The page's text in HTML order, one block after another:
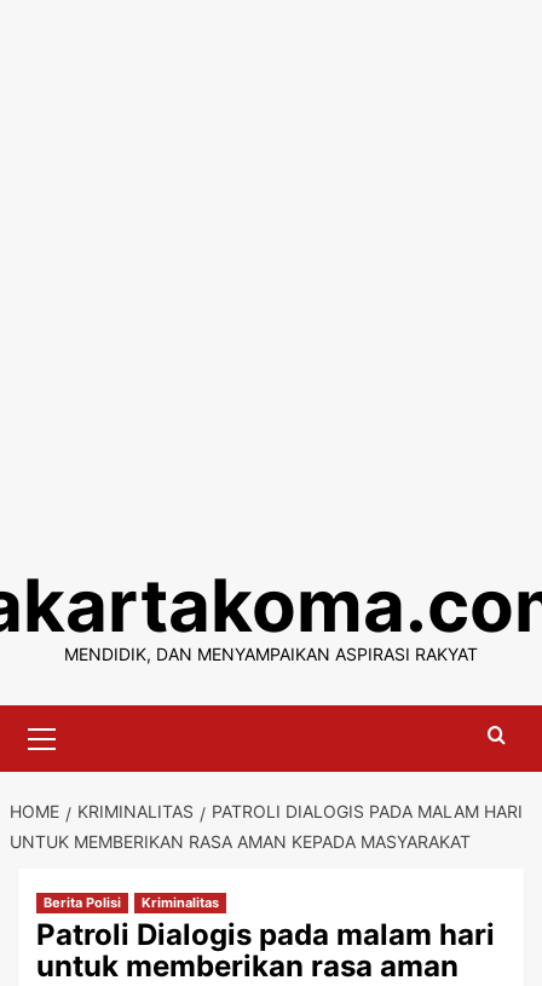
content
MENDIDIK, DAN MENYAMPAIKAN ASPIRASI RAKYAT
Menu
HOME KRIMINALITAS
PATROLI DIALOGIS PADA MALAM HARI
UNTUK MEMBERIKAN RASA AMAN KEPADA MASYARAKAT
Berita Polisi Kriminalitas
Patroli Dialogis pada malam hari
untuk memberikan rasa aman